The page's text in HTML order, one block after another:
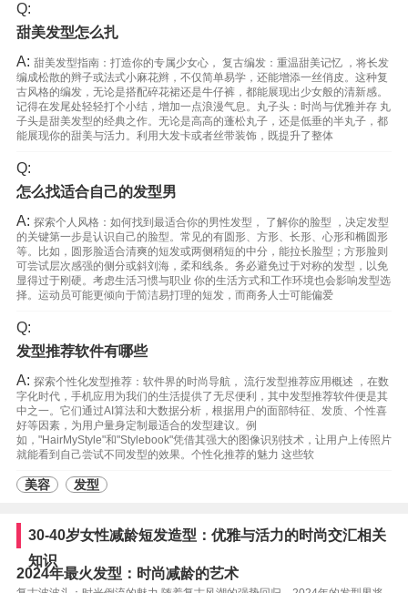
Q:
甜美发型怎么扎
A: 甜美发型指南：打造你的专属少女心， 复古编发：重温甜美记忆 ，将长发
编成松散的辫子或法式小麻花辫，不仅简单易学，还能增添一丝俏皮。这种复
古风格的编发，无论是搭配碎花裙还是牛仔裤，都能展现出少女般的清新感。
记得在发尾处轻轻打个小结，增加一点浪漫气息。丸子头：时尚与优雅并存 丸
子头是甜美发型的经典之作。无论是高高的蓬松丸子，还是低垂的半丸子，都
能展现你的甜美与活力。利用大发卡或者丝带装饰，既提升了整体
Q:
怎么找适合自己的发型男
A: 探索个人风格：如何找到最适合你的男性发型， 了解你的脸型 ，决定发型
的关键第一步是认识自己的脸型。常见的有圆形、方形、长形、心形和椭圆形
等。比如，圆形脸适合清爽的短发或两侧稍短的中分，能拉长脸型；方形脸则
可尝试层次感强的侧分或斜刘海，柔和线条。务必避免过于对称的发型，以免
显得过于刚硬。考虑生活习惯与职业 你的生活方式和工作环境也会影响发型选
择。运动员可能更倾向于简洁易打理的短发，而商务人士可能偏爱
Q:
发型推荐软件有哪些
A: 探索个性化发型推荐：软件界的时尚导航， 流行发型推荐应用概述 ，在数
字化时代，手机应用为我们的生活提供了无尽便利，其中发型推荐软件便是其
中之一。它们通过AI算法和大数据分析，根据用户的面部特征、发质、个性喜
好等因素，为用户量身定制最适合的发型建议。例
如，"HairMyStyle"和"Stylebook"凭借其强大的图像识别技术，让用户上传照片
就能看到自己尝试不同发型的效果。个性化推荐的魅力 这些软
美容 发型
30-40岁女性减龄短发造型：优雅与活力的时尚交汇相关
知识
2024年最火发型：时尚减龄的艺术